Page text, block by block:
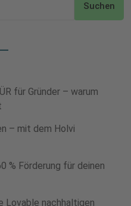
Suchen
für Gründer – warum
– mit dem Holvi
% Förderung für deinen
Lovable nachhaltigen